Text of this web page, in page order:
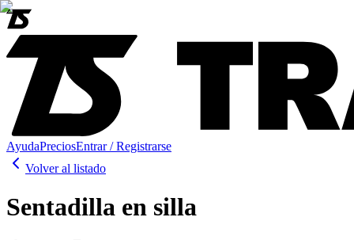
AyudaPreciosEntrar / Registrarse
Volver al listado
Sentadilla en silla